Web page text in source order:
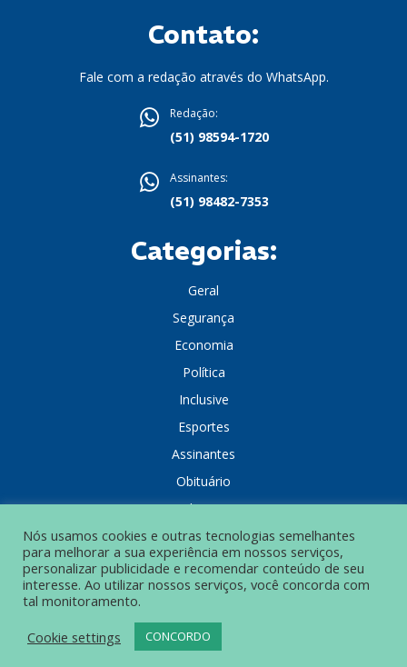
Contato:
Fale com a redação através do WhatsApp.
Redação:
(51) 98594-1720
Assinantes:
(51) 98482-7353
Categorias:
Geral
Segurança
Economia
Política
Inclusive
Esportes
Assinantes
Obituário
Colunistas
© Grupo Popular de Comunicação – Todos os direitos reservados.
POLÍTICA DE PRIVACIDADE
Nós usamos cookies e outras tecnologias semelhantes
para melhorar a sua experiência em nossos serviços,
personalizar publicidade e recomendar conteúdo de seu
interesse. Ao utilizar nossos serviços, você concorda com
tal monitoramento.
Cookie settings
CONCORDO